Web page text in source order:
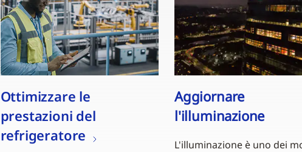
Ottimizzare le
prestazioni del
refrigeratore
Aggiornare
l'illuminazione
L'illuminazione è uno dei